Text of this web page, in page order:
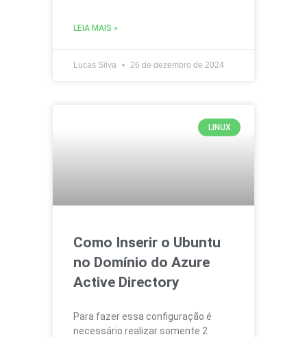
LEIA MAIS »
Lucas Silva 26 de dezembro de 2024
LINUX
Como Inserir o Ubuntu
no Domínio do Azure
Active Directory
Para fazer essa configuração é
necessário realizar somente 2